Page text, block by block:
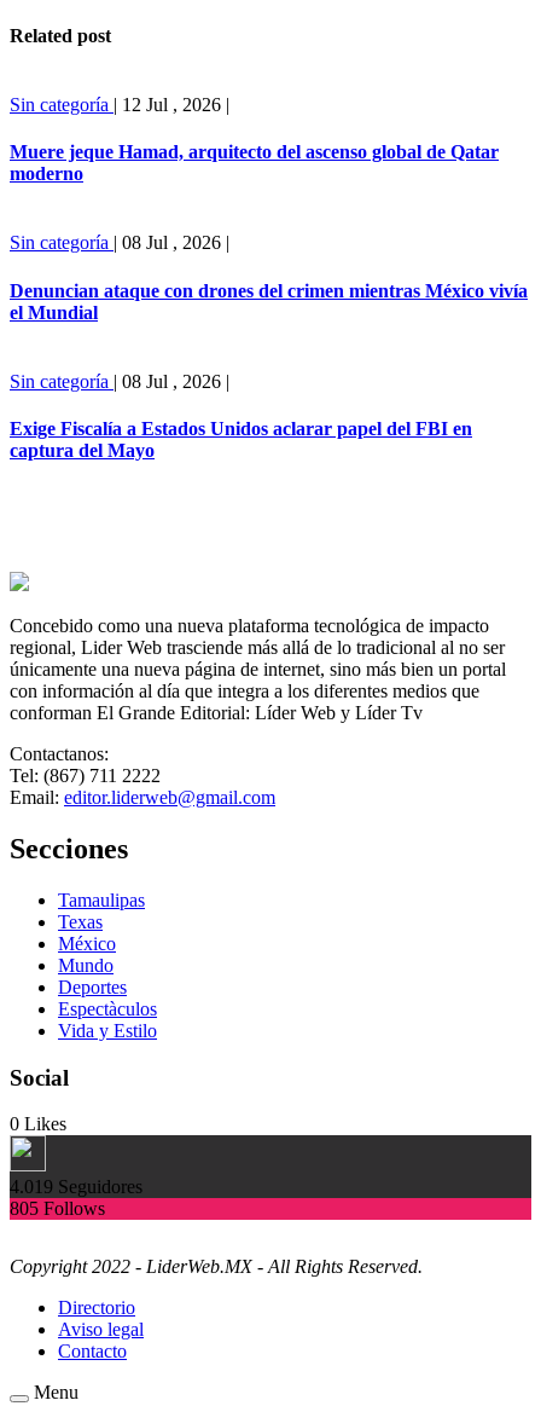
Related post
Sin categoría | 12 Jul , 2026 |
Muere jeque Hamad, arquitecto del ascenso global de Qatar
moderno
Sin categoría | 08 Jul , 2026 |
Denuncian ataque con drones del crimen mientras México vivía
el Mundial
Sin categoría | 08 Jul , 2026 |
Exige Fiscalía a Estados Unidos aclarar papel del FBI en
captura del Mayo
Concebido como una nueva plataforma tecnológica de impacto
regional, Lider Web trasciende más allá de lo tradicional al no ser
únicamente una nueva página de internet, sino más bien un portal
con información al día que integra a los diferentes medios que
conforman El Grande Editorial: Líder Web y Líder Tv
Contactanos:
Tel: (867) 711 2222
Email: editor.liderweb@gmail.com
Secciones
Tamaulipas
Texas
México
Mundo
Deportes
Espectàculos
Vida y Estilo
Social
0 Likes
4.019 Seguidores
805 Follows
Copyright 2022 - LiderWeb.MX - All Rights Reserved.
Directorio
Aviso legal
Contacto
Menu